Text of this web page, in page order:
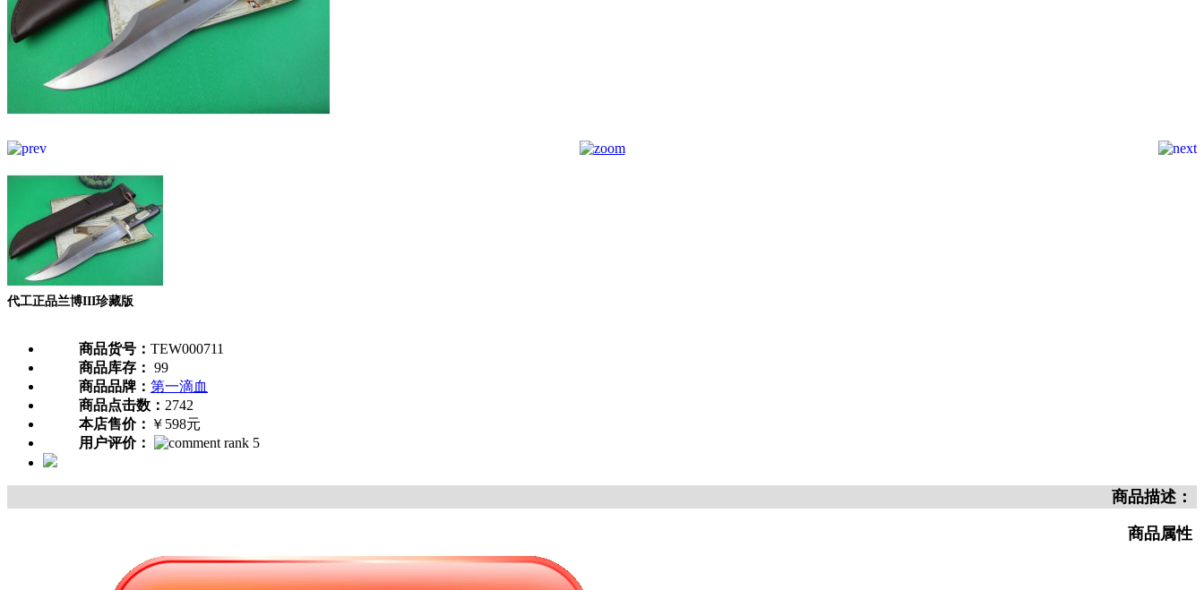
代工正品兰博III珍藏版
商品货号： TEW000711
商品库存： 99
商品品牌： 第一滴血
商品点击数： 2742
本店售价： ￥598元
用户评价：
商品描述：
商品属性